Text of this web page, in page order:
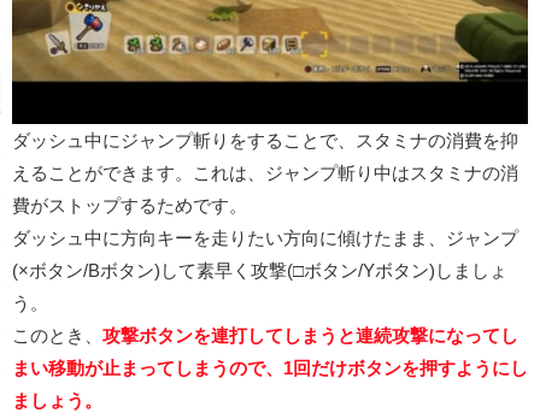
ダッシュ中にジャンプ斬りをすることで、スタミナの消費を抑
えることができます。これは、ジャンプ斬り中はスタミナの消
費がストップするためです。
ダッシュ中に方向キーを走りたい方向に傾けたまま、ジャンプ
(×ボタン/Bボタン)して素早く攻撃(□ボタン/Yボタン)しましょ
う。
このとき、 攻撃ボタンを連打してしまうと連続攻撃になってし
まい移動が止まってしまうので、1回だけボタンを押すようにし
ましょう。